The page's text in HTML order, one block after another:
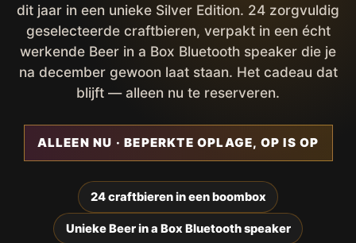
dit jaar in een unieke Silver Edition. 24 zorgvuldig
geselecteerde craftbieren, verpakt in een écht
werkende Beer in a Box Bluetooth speaker die je
na december gewoon laat staan. Het cadeau dat
blijft — alleen nu te reserveren.
ALLEEN NU · BEPERKTE OPLAGE, OP IS OP
24 craftbieren in een boombox
Unieke Beer in a Box Bluetooth speaker